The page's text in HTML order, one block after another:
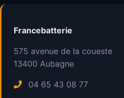
Francebatterie
575 avenue de la coueste
13400 Aubagne
04 65 43 08 77